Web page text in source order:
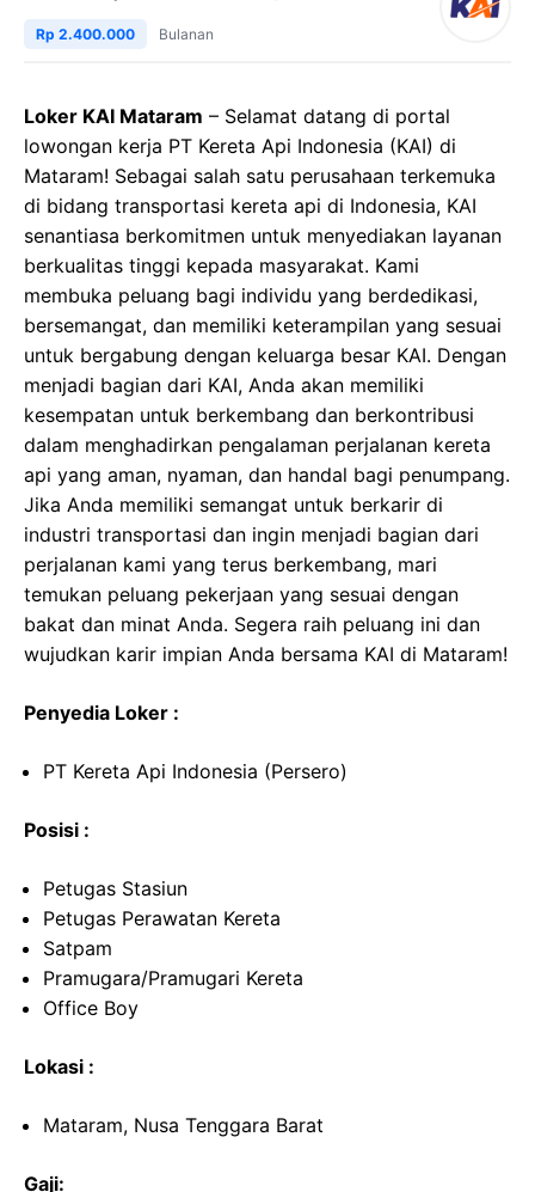
Rp 2.400.000 Bulanan
Loker KAI Mataram – Selamat datang di portal
lowongan kerja PT Kereta Api Indonesia (KAI) di
Mataram! Sebagai salah satu perusahaan terkemuka
di bidang transportasi kereta api di Indonesia, KAI
senantiasa berkomitmen untuk menyediakan layanan
berkualitas tinggi kepada masyarakat. Kami
membuka peluang bagi individu yang berdedikasi,
bersemangat, dan memiliki keterampilan yang sesuai
untuk bergabung dengan keluarga besar KAI. Dengan
menjadi bagian dari KAI, Anda akan memiliki
kesempatan untuk berkembang dan berkontribusi
dalam menghadirkan pengalaman perjalanan kereta
api yang aman, nyaman, dan handal bagi penumpang.
Jika Anda memiliki semangat untuk berkarir di
industri transportasi dan ingin menjadi bagian dari
perjalanan kami yang terus berkembang, mari
temukan peluang pekerjaan yang sesuai dengan
bakat dan minat Anda. Segera raih peluang ini dan
wujudkan karir impian Anda bersama KAI di Mataram!
Penyedia Loker :
PT Kereta Api Indonesia (Persero)
Posisi :
Petugas Stasiun
Petugas Perawatan Kereta
Satpam
Pramugara/Pramugari Kereta
Office Boy
Lokasi :
Mataram, Nusa Tenggara Barat
Gaji: